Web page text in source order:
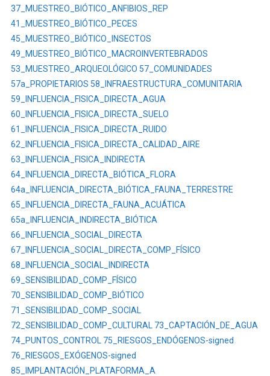
2012)
DEL
BLOQUE
64
YUCA
SUR
PARA
LA
CONSTRUCCIÓN
DE
LAS
PLATAFORMAS
A,
B
Y
CORRESPONDIENTES
VÍAS
DE
ACCESO,
TENDIDO
DE
LÍNEAS
DE
FLUJO,
37_MUESTREO_BIÓTICO_ANFIBIOS_REP
41_MUESTREO_BIÓTICO_PECES
45_MUESTREO_BIÓTICO_INSECTOS
49_MUESTREO_BIÓTICO_MACROINVERTEBRADOS
53_MUESTREO_ARQUEOLÓGICO 57_COMUNIDADES
57a_PROPIETARIOS 58_INFRAESTRUCTURA_COMUNITARIA
59_INFLUENCIA_FISICA_DIRECTA_AGUA
60_INFLUENCIA_FISICA_DIRECTA_SUELO
61_INFLUENCIA_FISICA_DIRECTA_RUIDO
62_INFLUENCIA_FISICA_DIRECTA_CALIDAD_AIRE
63_INFLUENCIA_FISICA_INDIRECTA
64_INFLUENCIA_DIRECTA_BIÓTICA_FLORA
64a_INFLUENCIA_DIRECTA_BIÓTICA_FAUNA_TERRESTRE
65_INFLUENCIA_DIRECTA_FAUNA_ACUÁTICA
65a_INFLUENCIA_INDIRECTA_BIÓTICA
66_INFLUENCIA_SOCIAL_DIRECTA
67_INFLUENCIA_SOCIAL_DIRECTA_COMP_FÍSICO
68_INFLUENCIA_SOCIAL_INDIRECTA
69_SENSIBILIDAD_COMP_FÍSICO
70_SENSIBILIDAD_COMP_BIÓTICO
71_SENSIBILIDAD_COMP_SOCIAL
72_SENSIBILIDAD_COMP_CULTURAL 73_CAPTACIÓN_DE_AGUA
74_PUNTOS_CONTROL 75_RIESGOS_ENDÓGENOS-signed
76_RIESGOS_EXÓGENOS-signed
85_IMPLANTACIÓN_PLATAFORMA_A